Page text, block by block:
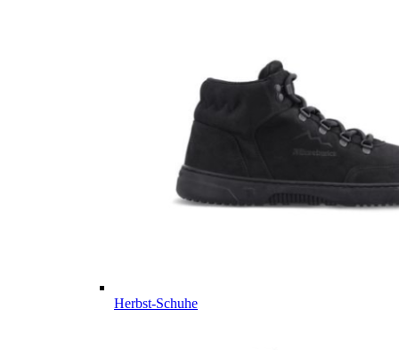
Herbst-Schuhe